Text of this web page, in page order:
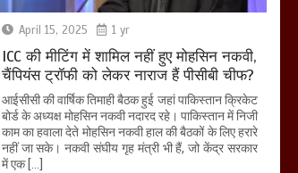
April 15, 2025 1 yr
ICC की मीटिंग में शामिल नहीं हुए मोहसिन नकवी,
चैंपियंस ट्रॉफी को लेकर नाराज हैं पीसीबी चीफ?
आईसीसी की वार्षिक तिमाही बैठक हुई जहां पाकिस्तान क्रिकेट
बोर्ड के अध्यक्ष मोहसिन नकवी नदारद रहे। पाकिस्तान में निजी
काम का हवाला देते मोहसिन नकवी हाल की बैठकों के लिए हरारे
नहीं जा सके। नकवी संघीय गृह मंत्री भी हैं, जो केंद्र सरकार
में एक […]